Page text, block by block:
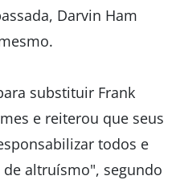
Darvin Ham
substituir Frank
e reiterou que seus
todos e
altruísmo", segundo